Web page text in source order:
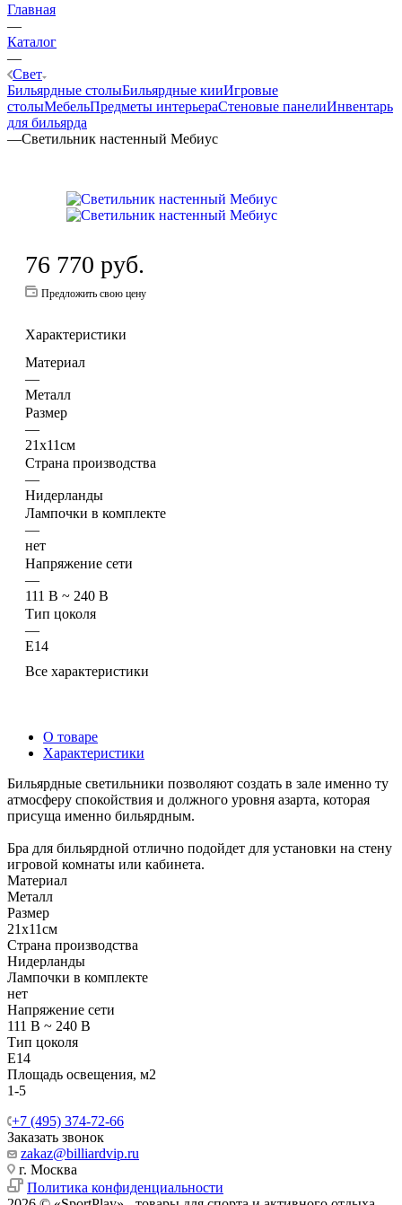
Главная
—
Каталог
—
Свет
Бильярдные столыБильярдные кииИгровые
столыМебельПредметы интерьераСтеновые панелиИнвентарь
для бильярда
—Светильник настенный Мебиус
76 770 руб.
Предложить свою цену
Характеристики
Материал
—
Металл
Размер
—
21х11см
Страна производства
—
Нидерланды
Лампочки в комплекте
—
нет
Напряжение сети
—
111 В ~ 240 В
Тип цоколя
—
E14
Все характеристики
О товаре
Характеристики
Бильярдные светильники позволяют создать в зале именно ту
атмосферу спокойствия и должного уровня азарта, которая
присуща именно бильярдным.
Бра для бильярдной отлично подойдет для установки на стену
игровой комнаты или кабинета.
Материал
Металл
Размер
21х11см
Страна производства
Нидерланды
Лампочки в комплекте
нет
Напряжение сети
111 В ~ 240 В
Тип цоколя
E14
Площадь освещения, м2
1-5
+7 (495) 374-72-66
Заказать звонок
zakaz@billiardvip.ru
г. Москва
Политика конфиденциальности